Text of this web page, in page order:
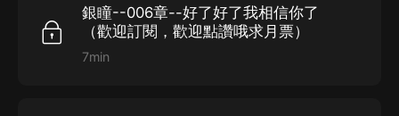
銀瞳--006章--好了好了我相信你了
（歡迎訂閱，歡迎點讚哦求月票）
7min